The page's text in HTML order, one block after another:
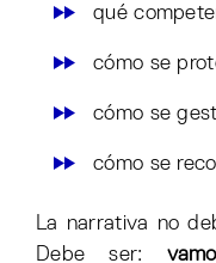
qué
cómo se
cómo se
cómo se
La narrativa no
Debe ser: